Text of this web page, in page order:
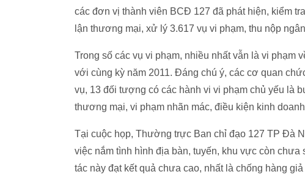
các đơn vị thành viên BCĐ 127 đã phát hiện, kiểm
lận thương mại, xử lý 3.617 vụ vi phạm, thu nộp
Trong số các vụ vi phạm, nhiều nhất vẫn là vi phạm
với cùng kỳ năm 2011. Đáng chú ý, các cơ quan
vụ, 13 đối tượng có các hành vi vi phạm chủ yếu là
thương mại, vi phạm nhãn mác, điều kiện kinh
Tại cuộc họp, Thường trực Ban chỉ đạo 127 TP Đà
việc nắm tình hình địa bàn, tuyến, khu vực còn
tác này đạt kết quả chưa cao, nhất là chống hàng